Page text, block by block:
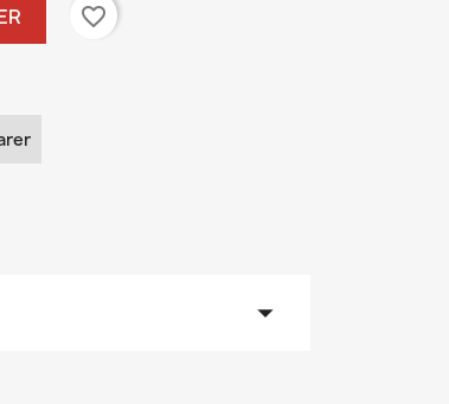
favorite_border
arrow_drop_down